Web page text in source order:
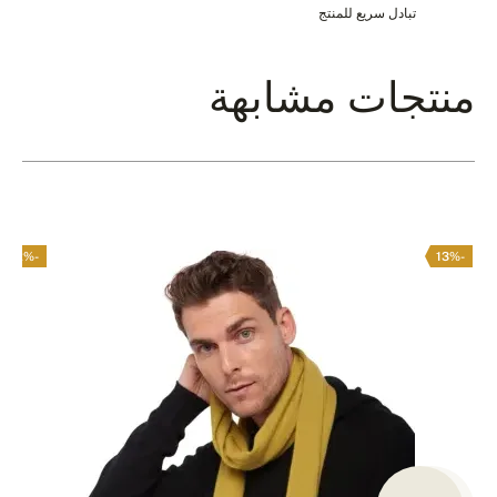
تبادل سريع للمنتج
منتجات مشابهة
-13%
-12%